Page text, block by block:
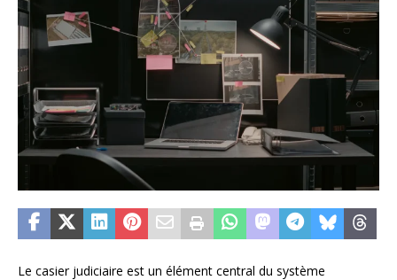
Le casier judiciaire est un élément central du système